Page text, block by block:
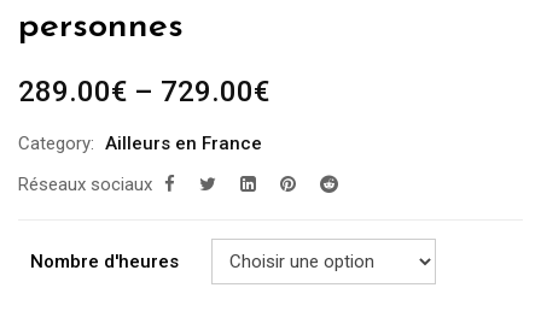
personnes
289.00€ – 729.00€
Category: Ailleurs en France
Réseaux sociaux
Nombre d'heures